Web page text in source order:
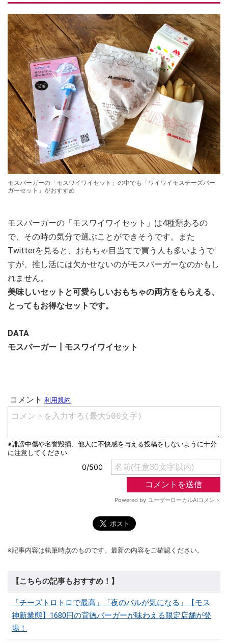
モスバーガーの「モスワイワイセット」の中でも「ワイワイモスチーズバー
ガーセット」がおすすめ
モスバーガーの「モスワイワイセット」は4種類あるの
で、その時の気分で選ぶことができそうです。また
Twitterを見ると、おもちゃ目当てで買う人も多いようで
すが、推し活には欠かせないのがモスバーガーなのかもし
れません。
美味しいセットと可愛らしいおもちゃの両方をもらえる、
とってもお得なセットです。
DATA
モスバーガー┃モスワイワイセット
※記事内容は執筆時点のものです。最新の内容をご確認ください。
【こちらの記事もおすすめ！】
「チーズトロトロで最高」「夜のバルが気になる」【モス
神新業態】1680円の背徳バーガーが味わえる限定店舗が登
場！